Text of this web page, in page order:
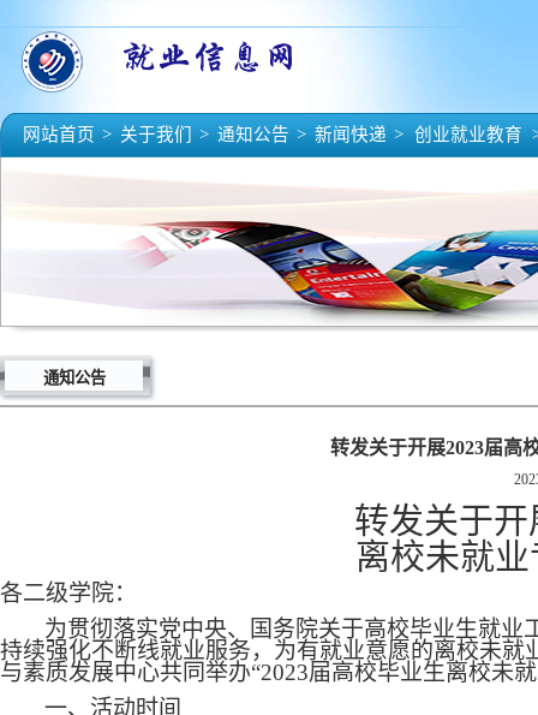
网站首页 > 关于我们 > 通知公告 > 新闻快递 > 创业就业教育
通知公告
转发关于开展2023届高
转发关于开
离校未就
各二级学院：
为贯彻落实党中央、国务院关于高校毕业生就业
持续强化不断线就业服务，为有就业意愿的离校未
与素质发展中心共同举办“2023届高校毕业生离校未
一、活动时间